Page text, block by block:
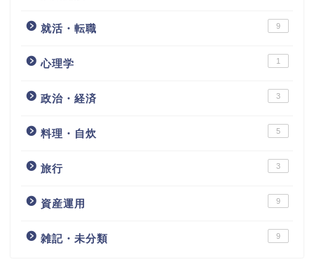
就活・転職 9
心理学 1
政治・経済 3
料理・自炊 5
旅行 3
資産運用 9
雑記・未分類 9